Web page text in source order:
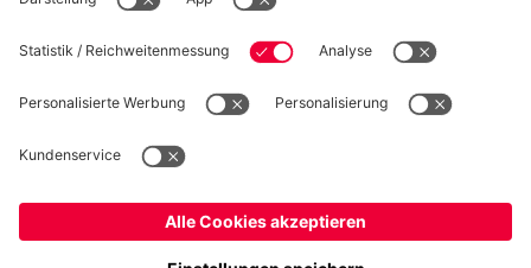
Datenschutz
Cookie Details
Preise inklusive MwSt. und zzgl. Versandkosten
© FC Bayern München AG
Ja,Deutschland, um dorthin zu liefern!